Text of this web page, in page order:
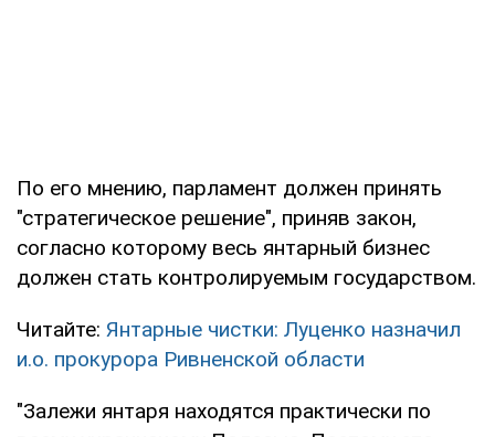
По его мнению, парламент должен принять
"стратегическое решение", приняв закон,
согласно которому весь янтарный бизнес
должен стать контролируемым государством.
Читайте: Янтарные чистки: Луценко назначил
и.о. прокурора Ривненской области
"Залежи янтаря находятся практически по